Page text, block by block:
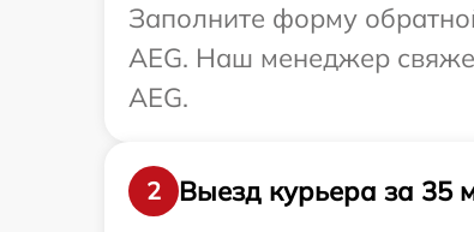
Заполните форму
AEG. Наш менеджер
AEG.
2
Выезд курьера за 35